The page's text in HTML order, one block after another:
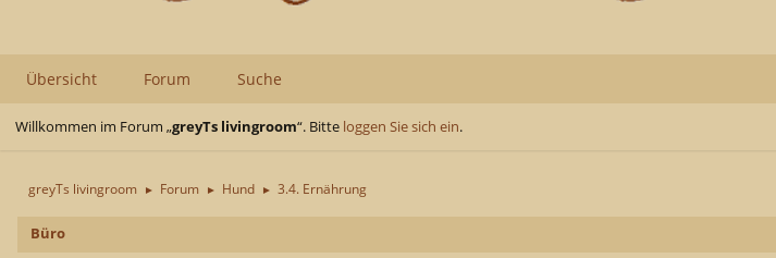
Übersicht Forum Suche
Willkommen im Forum „greyTs livingroom“. Bitte loggen Sie sich ein.
greyTs livingroom ► Forum ► Hund ► 3.4. Ernährung
Büro